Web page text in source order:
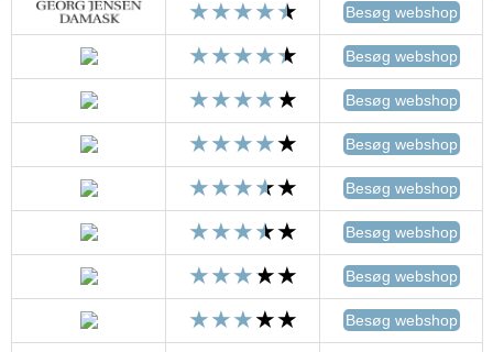
Besøg webshop
Besøg webshop
Besøg webshop
Besøg webshop
Besøg webshop
Besøg webshop
Besøg webshop
Besøg webshop